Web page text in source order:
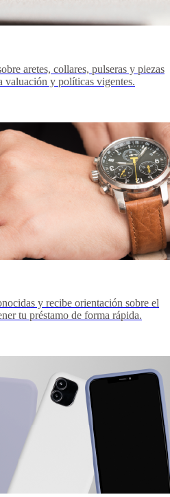
aretes, collares, pulseras y piezas
valuación y políticas vigentes.
y recibe orientación sobre el
tu préstamo de forma rápida.